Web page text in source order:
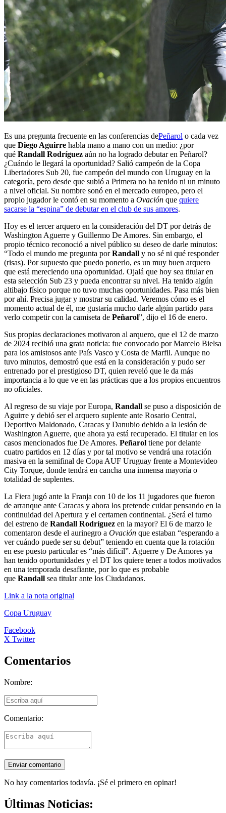
Es una pregunta frecuente en las conferencias dePeñarol o cada vez
que Diego Aguirre habla mano a mano con un medio: ¿por
qué Randall Rodríguez aún no ha logrado debutar en Peñarol?
¿Cuándo le llegará la oportunidad? Salió campeón de la Copa
Libertadores Sub 20, fue campeón del mundo con Uruguay en la
categoría, pero desde que subió a Primera no ha tenido ni un minuto
a nivel oficial. Su nombre sonó en el mercado europeo, pero el
propio jugador le contó en su momento a Ovación que quiere
sacarse la “espina” de debutar en el club de sus amores.
Hoy es el tercer arquero en la consideración del DT por detrás de
Washington Aguerre y Guillermo De Amores. Sin embargo, el
propio técnico reconoció a nivel público su deseo de darle minutos:
“Todo el mundo me pregunta porRandall y no sé ni qué responder
(risas). Por supuesto que puedo ponerlo, es un muy buen arquero
que está mereciendo una oportunidad. Ojalá que hoy sea titular en
esta selección Sub 23 y pueda encontrar su nivel. Ha tenido algún
altibajo físico porque no tuvo muchas oportunidades. Pasa más bien
por ahí. Precisa jugar y mostrar su calidad. Veremos cómo es el
momento actual de él, me gustaría mucho darle algún partido para
verlo competir con la camiseta de Peñarol”, dijo el 16 de enero.
Sus propias declaraciones motivaron al arquero, que el 12 de marzo
de 2024 recibió una grata noticia: fue convocado por Marcelo Bielsa
para los amistosos ante País Vasco y Costa de Marfil. Aunque no
tuvo minutos, demostró que está en la consideración y pudo ser
entrenado por el prestigioso DT, quien reveló que le da más
importancia a lo que ve en las prácticas que a los propios encuentros
no oficiales.
Al regreso de su viaje por Europa, Randall se puso a disposición de
Aguirre y debió ser el arquero suplente ante Rosario Central,
Deportivo Maldonado, Caracas y Danubio debido a la lesión de
Washington Aguerre, que ahora ya está recuperado. El titular en los
casos mencionados fue De Amores. Peñarol tiene por delante
cuatro partidos en 12 días y por tal motivo se vendrá una rotación
masiva en la semifinal de Copa AUF Uruguay frente a Montevideo
City Torque, donde tendrá en cancha una inmensa mayoría o
totalidad de suplentes.
La Fiera jugó ante la Franja con 10 de los 11 jugadores que fueron
de arranque ante Caracas y ahora los pretende cuidar pensando en la
continuidad del Apertura y el certamen continental. ¿Será el turno
del estreno de Randall Rodríguez en la mayor? El 6 de marzo le
comentaron desde el aurinegro a Ovación que estaban “esperando a
ver cuándo puede ser su debut” teniendo en cuenta que la rotación
en ese puesto particular es “más difícil”. Aguerre y De Amores ya
han tenido oportunidades y el DT los quiere tener a todos motivados
en una temporada desafiante, por lo que es probable
que Randall sea titular ante los Ciudadanos.
Link a la nota original
Copa Uruguay
Facebook
X Twitter
Comentarios
Nombre:
Comentario:
No hay comentarios todavía. ¡Sé el primero en opinar!
Últimas Noticias: